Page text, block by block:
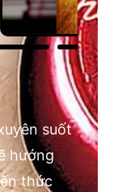
suốt
hướng
thức